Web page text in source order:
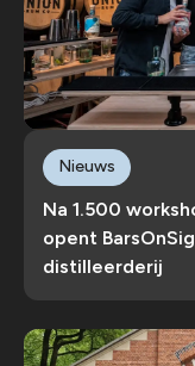
Na 1.500
opent
distilleerderij
Nieuws